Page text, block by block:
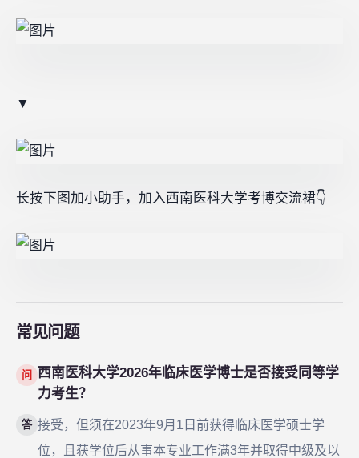
▼
长按下图加小助手，加入西南医科大学考博交流裙👇
常见问题
问
西南医科大学2026年临床医学博士是否接受同等学
力考生？
答 接受，但须在2023年9月1日前获得临床医学硕士学
位，且获学位后从事本专业工作满3年并取得中级及以